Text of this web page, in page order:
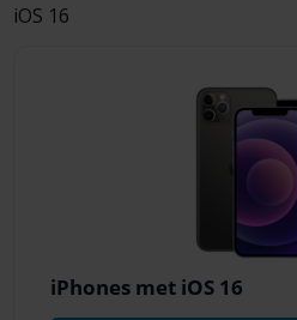
iOS 16
iPhones met iOS 16